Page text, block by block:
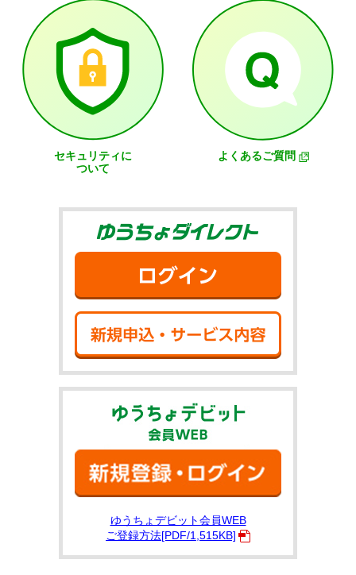
セキュリティに
ついて
よくあるご質問
ゆうちょデビット会員WEB
ご登録方法[PDF/1,515KB]